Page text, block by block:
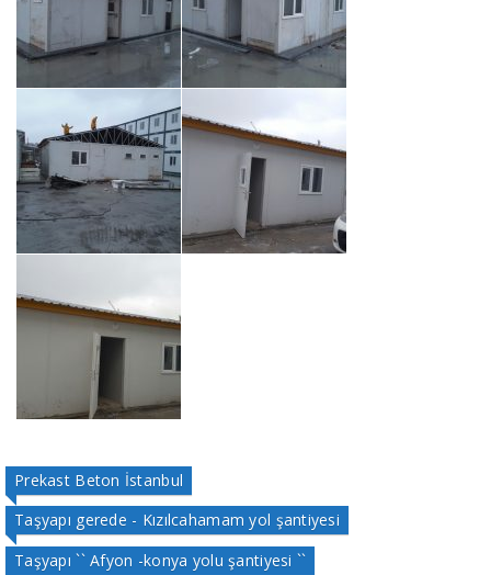
Prekast Beton İstanbul
Taşyapı gerede - Kızılcahamam yol şantiyesi
Taşyapı `` Afyon -konya yolu şantiyesi ``